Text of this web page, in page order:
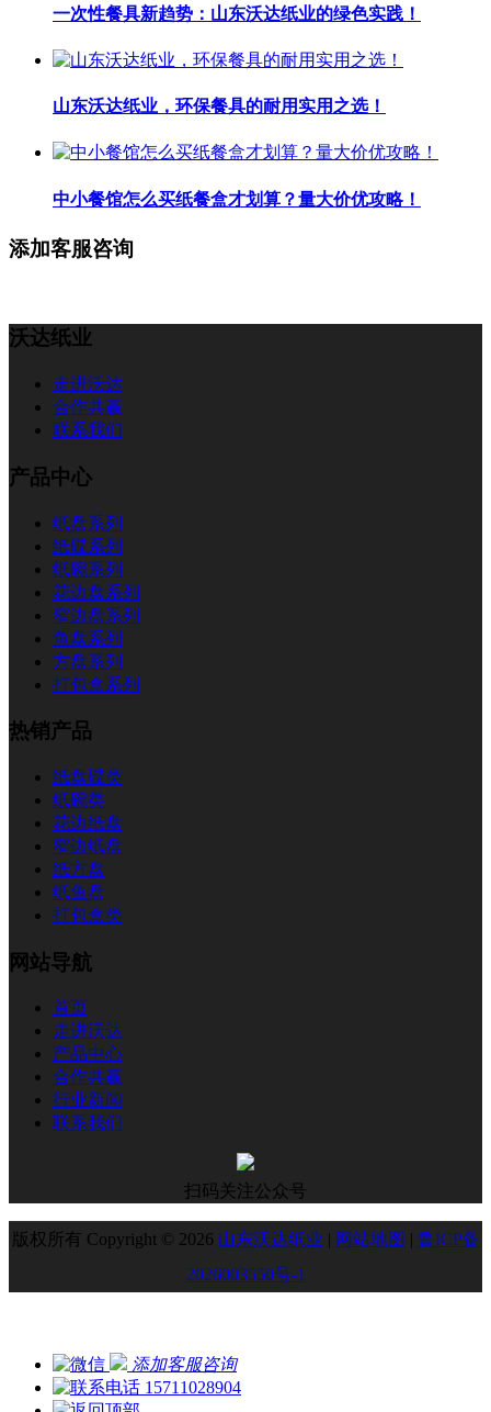
一次性餐具新趋势：山东沃达纸业的绿色实践！
山东沃达纸业，环保餐具的耐用实用之选！
中小餐馆怎么买纸餐盒才划算？量大价优攻略！
添加客服咨询
沃达纸业
走进沃达
合作共赢
联系我们
产品中心
纸盘系列
纸碟系列
纸碗系列
花边盘系列
窄边盘系列
鱼盘系列
方盘系列
打包盒系列
热销产品
纸盘碟类
纸碗类
花边纸盘
窄边纸盘
纸方盘
纸鱼盘
打包盒类
网站导航
首页
走进沃达
产品中心
合作共赢
行业新闻
联系我们
扫码关注公众号
版权所有 Copyright © 2026 山东沃达纸业 | 网站地图 | 鲁ICP备
2026003550号-1
添加客服咨询
15711028904